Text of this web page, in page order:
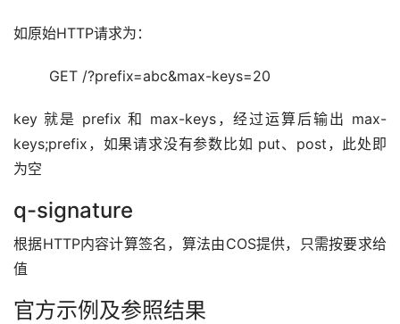
如原始HTTP请求为：
GET /?prefix=abc&max-keys=20
key 就是 prefix 和 max-keys，经过运算后输出 max-
keys;prefix，如果请求没有参数比如 put、post，此处即
为空
q-signature
根据HTTP内容计算签名，算法由COS提供，只需按要求给
值
官方示例及参照结果